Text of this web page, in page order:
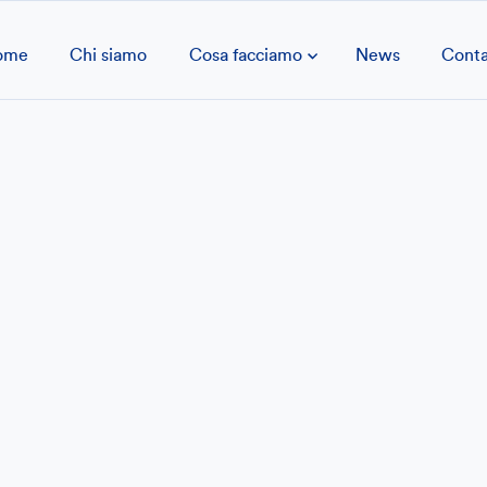
Chi siamo Cosa facciamo News